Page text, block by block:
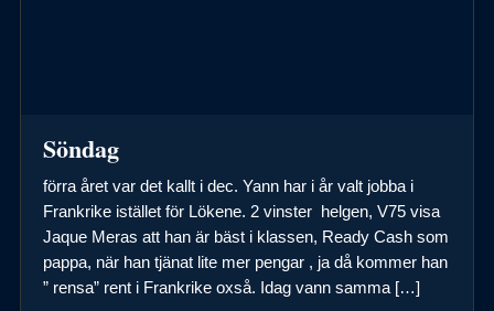
Söndag
förra året var det kallt i dec. Yann har i år valt jobba i
Frankrike istället för Lökene. 2 vinster helgen, V75 visa
Jaque Meras att han är bäst i klassen, Ready Cash som
pappa, när han tjänat lite mer pengar , ja då kommer han
” rensa” rent i Frankrike oxså. Idag vann samma […]